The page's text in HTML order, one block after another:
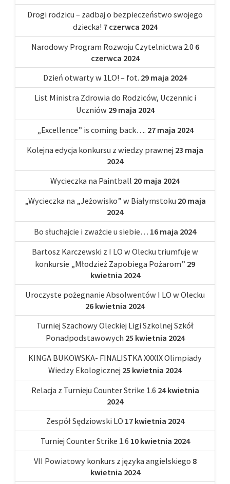
Drogi rodzicu – zadbaj o bezpieczeństwo swojego
dziecka! 7 czerwca 2024
Narodowy Program Rozwoju Czytelnictwa 2.0 6
czerwca 2024
Dzień otwarty w 1LO! – fot. 29 maja 2024
List Ministra Zdrowia do Rodziców, Uczennic i
Uczniów 29 maja 2024
„Excellence” is coming back…. 27 maja 2024
Kolejna edycja konkursu z wiedzy prawnej 23 maja
2024
Wycieczka na Paintball 20 maja 2024
„Wycieczka na „Jeżowisko” w Białymstoku 20 maja
2024
Bo słuchajcie i zważcie u siebie… 16 maja 2024
Bartosz Karczewski z I LO w Olecku triumfuje w
konkursie „Młodzież Zapobiega Pożarom” 29
kwietnia 2024
Uroczyste pożegnanie Absolwentów I LO w Olecku
26 kwietnia 2024
Turniej Szachowy Oleckiej Ligi Szkolnej Szkół
Ponadpodstawowych 25 kwietnia 2024
KINGA BUKOWSKA- FINALISTKA XXXIX Olimpiady
Wiedzy Ekologicznej 25 kwietnia 2024
Relacja z Turnieju Counter Strike 1.6 24 kwietnia
2024
Zespół Sędziowski LO 17 kwietnia 2024
Turniej Counter Strike 1.6 10 kwietnia 2024
VII Powiatowy konkurs z języka angielskiego 8
kwietnia 2024